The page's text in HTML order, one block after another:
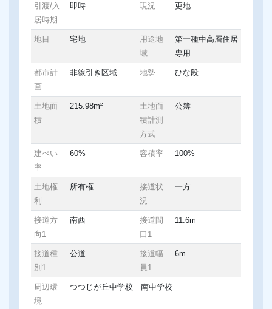
引渡/入
居時期
即時 現況 更地
地目 宅地
用途地
域
第一種中高層住居
専用
都市計
画
非線引き区域 地勢 ひな段
土地面
積
215.98m²
土地面
積計測
方式
公簿
建ぺい
率
60% 容積率 100%
土地権
利
所有権
接道状
況
一方
接道方
向1
南西
接道間
口1
11.6m
接道種
別1
公道
接道幅
員1
6m
周辺環
境
つつじが丘中学校 南中学校